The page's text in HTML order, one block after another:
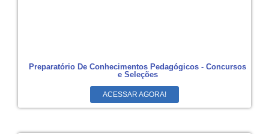
Preparatório De Conhecimentos Pedagógicos - Concursos
e Seleções
ACESSAR AGORA!